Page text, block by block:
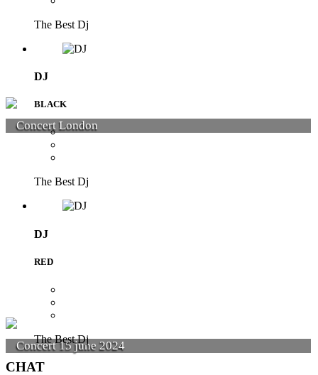
Concert London
Concert 15 june 2024
The Best Dj
DJ
BLACK
The Best Dj
DJ
RED
The Best Dj
CHAT